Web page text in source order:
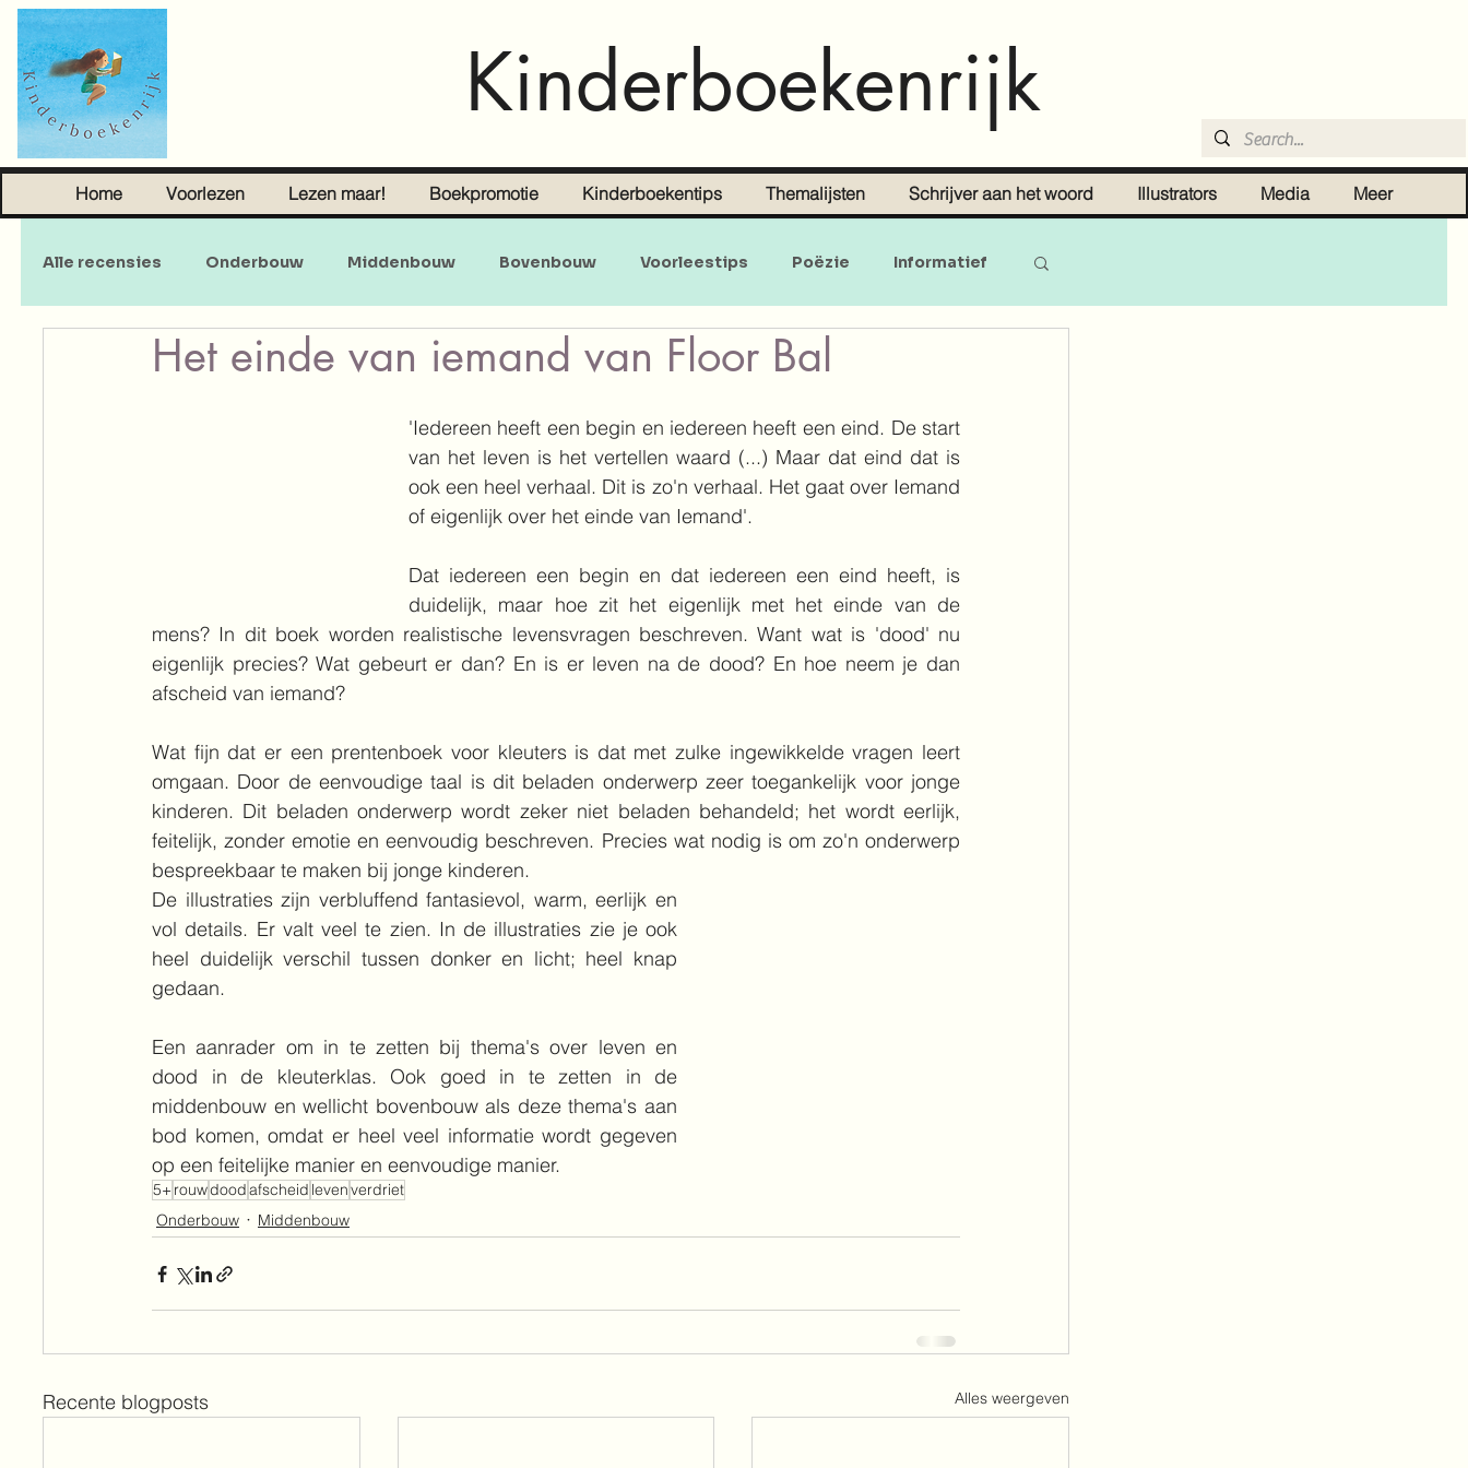
Kinderboekenrijk
Home Voorlezen Lezen maar! Boekpromotie Kinderboekentips Themalijsten Schrijver aan het woord Illustrators Media Meer
Alle recensies Onderbouw Middenbouw Bovenbouw Voorleestips Poëzie Informatief
Sprookjes Young Adult Volwassenen Doe-en zoekboeken Baby's en peuters
Het einde van iemand van Floor Bal
'Iedereen heeft een begin en iedereen heeft een eind. De start
van het leven is het vertellen waard (...) Maar dat eind dat is
ook een heel verhaal. Dit is zo'n verhaal. Het gaat over Iemand
of eigenlijk over het einde van Iemand'.
Dat iedereen een begin en dat iedereen een eind heeft, is
duidelijk, maar hoe zit het eigenlijk met het einde van de
mens? In dit boek worden realistische levensvragen beschreven. Want wat is 'dood' nu
eigenlijk precies? Wat gebeurt er dan? En is er leven na de dood? En hoe neem je dan
afscheid van iemand?
Wat fijn dat er een prentenboek voor kleuters is dat met zulke ingewikkelde vragen leert
omgaan. Door de eenvoudige taal is dit beladen onderwerp zeer toegankelijk voor jonge
kinderen. Dit beladen onderwerp wordt zeker niet beladen behandeld; het wordt eerlijk,
feitelijk, zonder emotie en eenvoudig beschreven. Precies wat nodig is om zo'n onderwerp
bespreekbaar te maken bij jonge kinderen.
De illustraties zijn verbluffend fantasievol, warm, eerlijk en
vol details. Er valt veel te zien. In de illustraties zie je ook
heel duidelijk verschil tussen donker en licht; heel knap
gedaan.
Een aanrader om in te zetten bij thema's over leven en
dood in de kleuterklas. Ook goed in te zetten in de
middenbouw en wellicht bovenbouw als deze thema's aan
bod komen, omdat er heel veel informatie wordt gegeven
op een feitelijke manier en eenvoudige manier.
5+rouwdoodafscheid levenverdriet
Onderbouw
Middenbouw
Recente blogposts Alles weergeven